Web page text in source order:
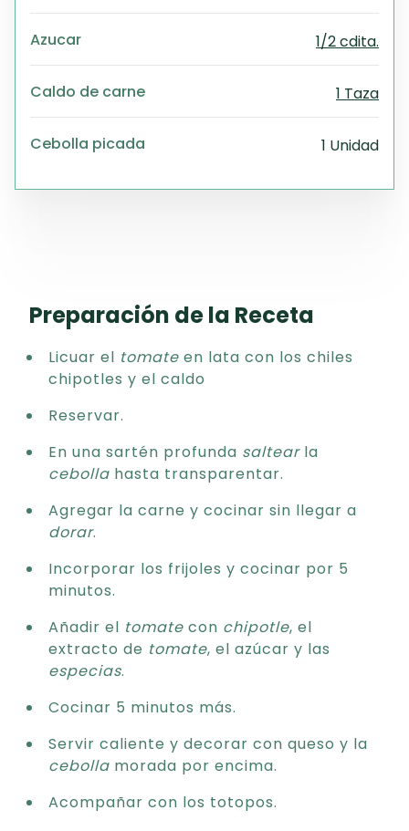
Azucar 1/2 cdita.
Caldo de carne 1 Taza
Cebolla picada 1 Unidad
Preparación de la Receta
Licuar el tomate en lata con los chiles
chipotles y el caldo
Reservar.
En una sartén profunda saltearla
cebolla hasta transparentar.
Agregar la carne y cocinar sin llegar a
dorar.
Incorporar los frijoles y cocinar por 5
minutos.
Añadir el tomate con chipotle, el
extracto de tomate, el azúcar y las
especias.
Cocinar 5 minutos más.
Servir caliente y decorar con queso y la
cebolla morada por encima.
Acompañar con los totopos.